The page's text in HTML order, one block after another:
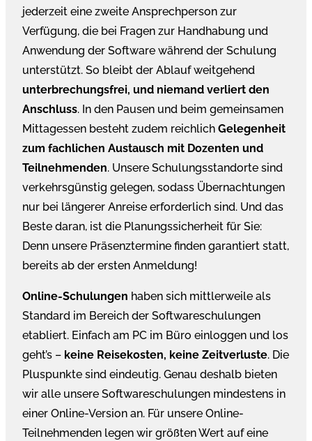
jederzeit eine zweite Ansprechperson zur
Verfügung, die bei Fragen zur Handhabung und
Anwendung der Software während der Schulung
unterstützt. So bleibt der Ablauf weitgehend
unterbrechungsfrei, und niemand verliert den
Anschluss. In den Pausen und beim gemeinsamen
Mittagessen besteht zudem reichlichGelegenheit
zum fachlichen Austausch mit Dozenten und
Teilnehmenden. Unsere Schulungsstandorte sind
verkehrsgünstig gelegen, sodass Übernachtungen
nur bei längerer Anreise erforderlich sind. Und das
Beste daran, ist die Planungssicherheit für Sie:
Denn unsere Präsenztermine finden garantiert statt,
bereits ab der ersten Anmeldung!
Online-Schulungen haben sich mittlerweile als
Standard im Bereich der Softwareschulungen
etabliert. Einfach am PC im Büro einloggen und los
geht’s – keine Reisekosten, keine Zeitverluste. Die
Pluspunkte sind eindeutig. Genau deshalb bieten
wir alle unsere Softwareschulungen mindestens in
einer Online-Version an. Für unsere Online-
Teilnehmenden legen wir größten Wert auf eine